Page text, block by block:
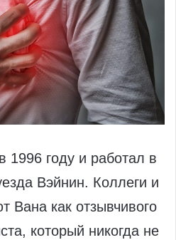
1996 году и работал в
Вэйнин. Коллеги и
Вана как отзывчивого
который никогда не